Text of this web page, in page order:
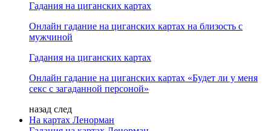
Гадания на циганских картах
Онлайн гадание на циганских картах на близость с
мужчиной
Гадания на циганских картах
Онлайн гадание на циганских картах «Будет ли у меня
секс с загаданной персоной»
назад след
На картах Ленорман